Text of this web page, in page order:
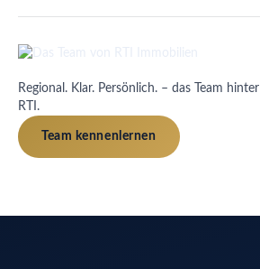
Regional. Klar. Persönlich. – das Team hinter
RTI.
Team kennenlernen